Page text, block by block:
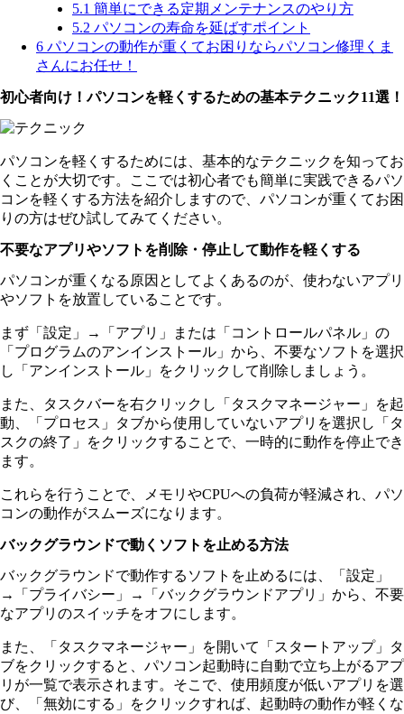
5.1 簡単にできる定期メンテナンスのやり方
5.2 パソコンの寿命を延ばすポイント
6 パソコンの動作が重くてお困りならパソコン修理くま
さんにお任せ！
初心者向け！パソコンを軽くするための基本テクニック11選！
パソコンを軽くするためには、基本的なテクニックを知ってお
くことが大切です。ここでは初心者でも簡単に実践できるパソ
コンを軽くする方法を紹介しますので、パソコンが重くてお困
りの方はぜひ試してみてください。
不要なアプリやソフトを削除・停止して動作を軽くする
パソコンが重くなる原因としてよくあるのが、使わないアプリ
やソフトを放置していることです。
まず「設定」→「アプリ」または「コントロールパネル」の
「プログラムのアンインストール」から、不要なソフトを選択
し「アンインストール」をクリックして削除しましょう。
また、タスクバーを右クリックし「タスクマネージャー」を起
動、「プロセス」タブから使用していないアプリを選択し「タ
スクの終了」をクリックすることで、一時的に動作を停止でき
ます。
これらを行うことで、メモリやCPUへの負荷が軽減され、パソ
コンの動作がスムーズになります。
バックグラウンドで動くソフトを止める方法
バックグラウンドで動作するソフトを止めるには、「設定」
→「プライバシー」→「バックグラウンドアプリ」から、不要
なアプリのスイッチをオフにします。
また、「タスクマネージャー」を開いて「スタートアップ」タ
ブをクリックすると、パソコン起動時に自動で立ち上がるアプ
リが一覧で表示されます。そこで、使用頻度が低いアプリを選
び、「無効にする」をクリックすれば、起動時の動作が軽くな